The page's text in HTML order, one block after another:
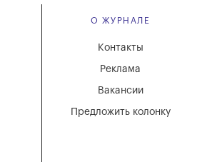
О ЖУРНАЛЕ
Вакансии
Реклама
Контакты
Предложить колонку